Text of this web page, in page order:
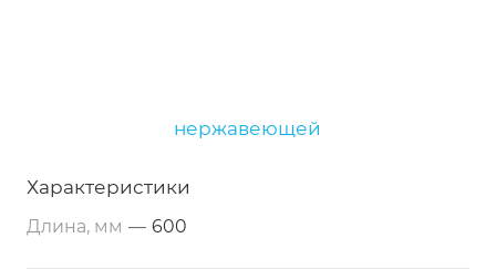
нержавеющей
Характеристики
Длина, мм — 600